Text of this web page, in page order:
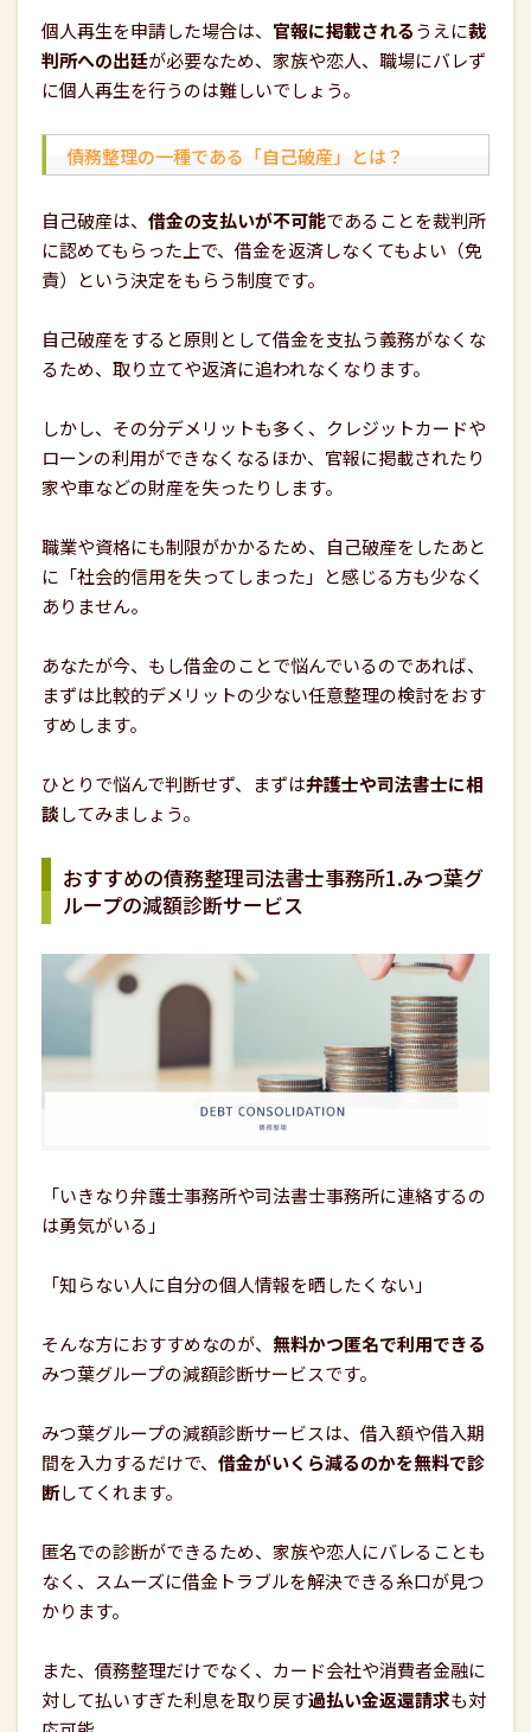
個人再生を申請した場合は、 官報に掲載されるうえに裁
判所への出廷が必要なため、家族や恋人、職場にバレず
に個人再生を行うのは難しいでしょう。
債務整理の一種である「自己破産」とは？
自己破産は、 借金の支払いが不可能であることを裁判所
に認めてもらった上で、借金を返済しなくてもよい（免
責）という決定をもらう制度です。
自己破産をすると原則として借金を支払う義務がなくな
るため、取り立てや返済に追われなくなります。
しかし、その分デメリットも多く、クレジットカードや
ローンの利用ができなくなるほか、官報に掲載されたり
家や車などの財産を失ったりします。
職業や資格にも制限がかかるため、自己破産をしたあと
に「社会的信用を失ってしまった」と感じる方も少なく
ありません。
あなたが今、もし借金のことで悩んでいるのであれば、
まずは比較的デメリットの少ない任意整理の検討をおす
すめします。
ひとりで悩んで判断せず、まずは弁護士や司法書士に相
談してみましょう。
おすすめの債務整理司法書士事務所1.みつ葉グ
ループの減額診断サービス
「いきなり弁護士事務所や司法書士事務所に連絡するの
は勇気がいる」
「知らない人に自分の個人情報を晒したくない」
そんな方におすすめなのが、 無料かつ匿名で利用できる
みつ葉グループの減額診断サービスです。
みつ葉グループの減額診断サービスは、借入額や借入期
間を入力するだけで、 借金がいくら減るのかを無料で診
断してくれます。
匿名での診断ができるため、家族や恋人にバレることも
なく、スムーズに借金トラブルを解決できる糸口が見つ
かります。
また、債務整理だけでなく、カード会社や消費者金融に
対して払いすぎた利息を取り戻す過払い金返還請求も対